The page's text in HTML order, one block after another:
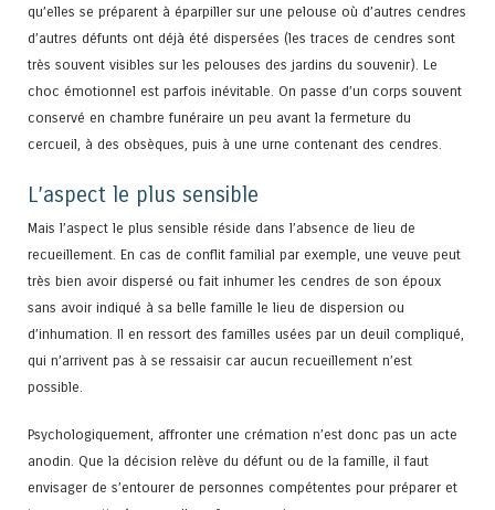
qu’elles se préparent à éparpiller sur une pelouse où d’autres cendres
d’autres défunts ont déjà été dispersées (les traces de cendres sont
très souvent visibles sur les pelouses des jardins du souvenir). Le
choc émotionnel est parfois inévitable. On passe d’un corps souvent
conservé en chambre funéraire un peu avant la fermeture du
cercueil, à des obsèques, puis à une urne contenant des cendres.
L’aspect le plus sensible
Mais l’aspect le plus sensible réside dans l’absence de lieu de
recueillement. En cas de conflit familial par exemple, une veuve peut
très bien avoir dispersé ou fait inhumer les cendres de son époux
sans avoir indiqué à sa belle famille le lieu de dispersion ou
d’inhumation. Il en ressort des familles usées par un deuil compliqué,
qui n’arrivent pas à se ressaisir car aucun recueillement n’est
possible.
Psychologiquement, affronter une crémation n’est donc pas un acte
anodin. Que la décision relève du défunt ou de la famille, il faut
envisager de s’entourer de personnes compétentes pour préparer et